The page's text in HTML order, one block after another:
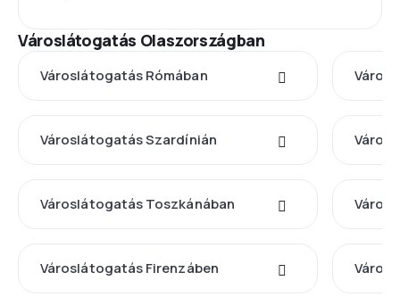
Városlátogatás Olaszországban
Városlátogatás Rómában
Városlátogatás Szardínián
Városlátogatás Toszkánában
Városlátogatás Firenzáben